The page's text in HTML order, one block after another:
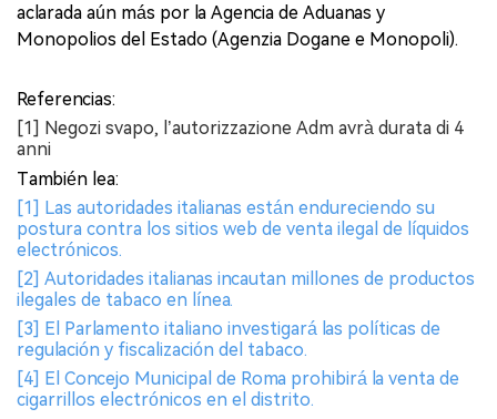
aclarada aún más por la Agencia de Aduanas y
Monopolios del Estado (Agenzia Dogane e Monopoli).
Referencias:
[1] Negozi svapo, l’autorizzazione Adm avrà durata di 4
anni
También lea:
[1] Las autoridades italianas están endureciendo su
postura contra los sitios web de venta ilegal de líquidos
electrónicos.
[2] Autoridades italianas incautan millones de productos
ilegales de tabaco en línea.
[3] El Parlamento italiano investigará las políticas de
regulación y fiscalización del tabaco.
[4] El Concejo Municipal de Roma prohibirá la venta de
cigarrillos electrónicos en el distrito.